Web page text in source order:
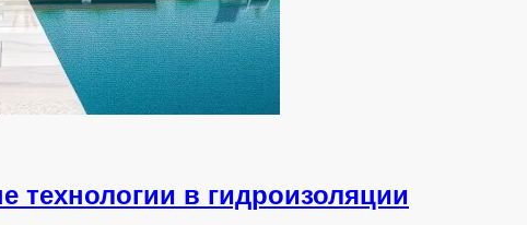
технологии в гидроизоляции